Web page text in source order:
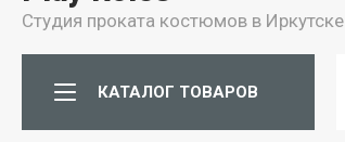
Студия проката костюмов в Иркутске
КАТАЛОГ ТОВАРОВ